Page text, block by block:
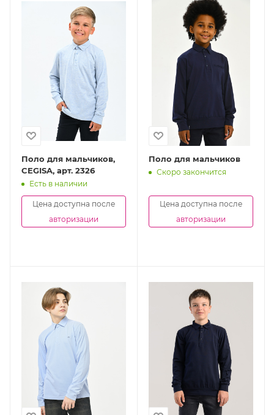
Поло для мальчиков,
CEGISA, арт. 2326
Есть в наличии
Цена доступна после
авторизации
Поло для мальчиков
Скоро закончится
Цена доступна после
авторизации